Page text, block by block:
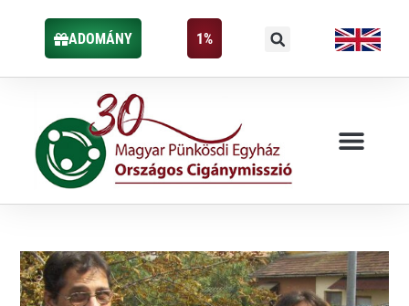
ADOMÁNY 1%